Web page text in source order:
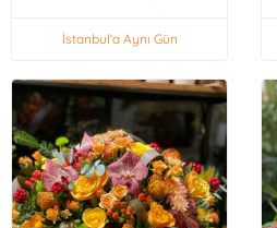
İstanbul'a Aynı Gün